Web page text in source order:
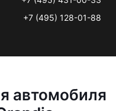
+7 (495) 128-01-88
автомобиля